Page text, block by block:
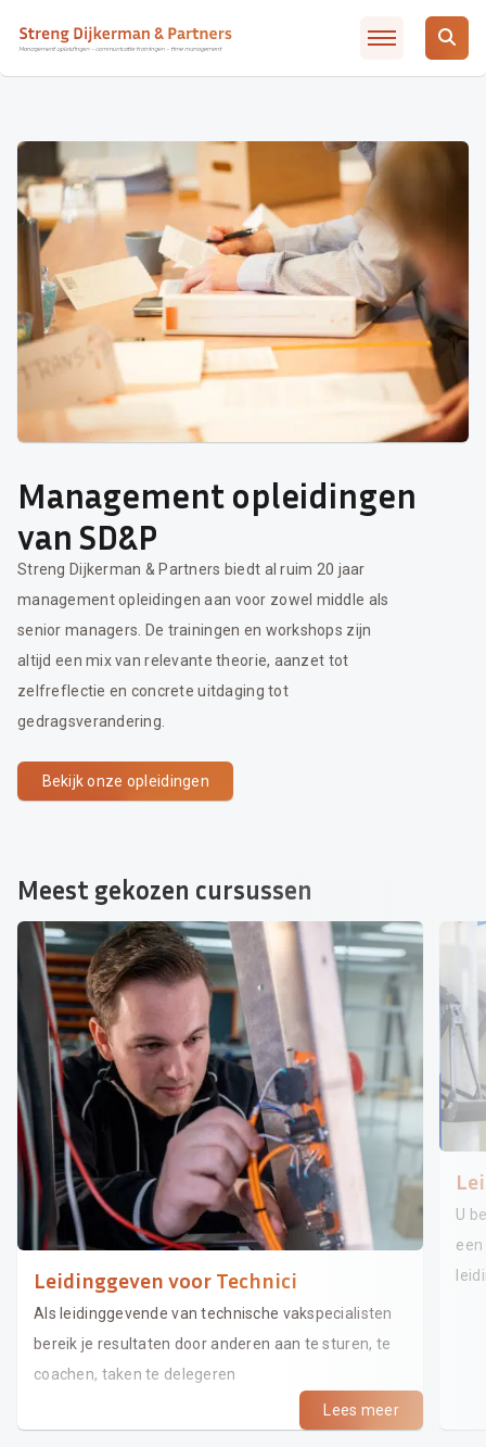
Waarom SD&P
Veelgestelde vragen
Incompany / MD traject
Opleidingsadvies
Contact
Inschrijven
Management opleidingen
van SD&P
Streng Dijkerman & Partners biedt al ruim 20 jaar
management opleidingen aan voor zowel middle als
senior managers. De trainingen en workshops zijn
altijd een mix van relevante theorie, aanzet tot
zelfreflectie en concrete uitdaging tot
gedragsverandering.
Bekijk onze opleidingen
Meest gekozen cursussen
Leidinggeven voor Technici
Als leidinggevende van technische vakspecialisten
bereik je resultaten door anderen aan te sturen, te
coachen, taken te delegeren
Lees meer
U